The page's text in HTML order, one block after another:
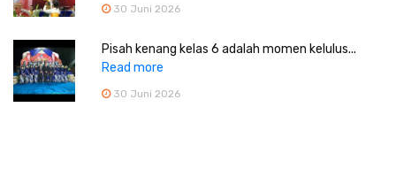
30 Juni 2026
Pisah kenang kelas 6 adalah momen kelulus...
Read more
30 Juni 2026